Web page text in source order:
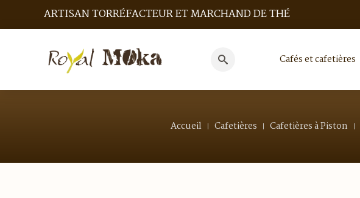
ARTISAN TORRÉFACTEUR ET MARCHAND DE THÉ
for:
Cafés et cafetières
Accueil Cafetières Cafetières à Piston